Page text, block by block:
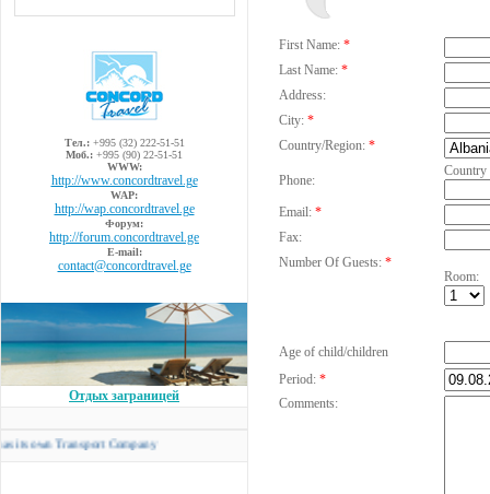
Тел.:+995 (32) 222-51-51
Моб.: +995 (90) 22-51-51
WWW:
http://www.concordtravel.ge
WAP:
http://wap.concordtravel.ge
Форум:
http://forum.concordtravel.ge
E-mail:
contact@concordtravel.ge
Отдых заграницей
Transport Company
First Name: *
Last Name: *
Address:
City: *
Country/Region: *
Phone:
Country
Email: *
Fax:
Number Of Guests: *
Room:
Age of child/children
Period: *
Comments: